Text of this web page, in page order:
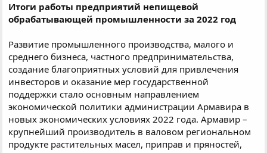
Итоги работы предприятий непищевой
обрабатывающей промышленности за 2022 год
Развитие промышленного производства, малого и
среднего бизнеса, частного предпринимательства,
создание благоприятных условий для привлечения
инвесторов и оказание мер государственной
поддержки стало основным направлением
экономической политики администрации Армавира в
новых экономических условиях 2022 года. Армавир –
крупнейший производитель в валовом региональном
продукте растительных масел, приправ и пряностей,